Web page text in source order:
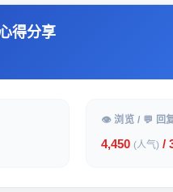
得分享
👁 浏览 / 💬 回
4,450 (人气) /